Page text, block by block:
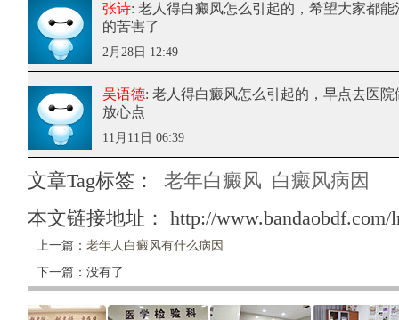
张诗: 老人得白癜风怎么引起的 ，希望大家都
的苦害了
2月28日 12:49
吴语德: 老人得白癜风怎么引起的 ，早点去医
放心点
11月11日 06:39
文章Tag标签： 老年白癜风 白癜风病因
本文链接地址： http://www.bandaobdf.com/
上一篇： 老年人白癜风有什么病因
下一篇：没有了